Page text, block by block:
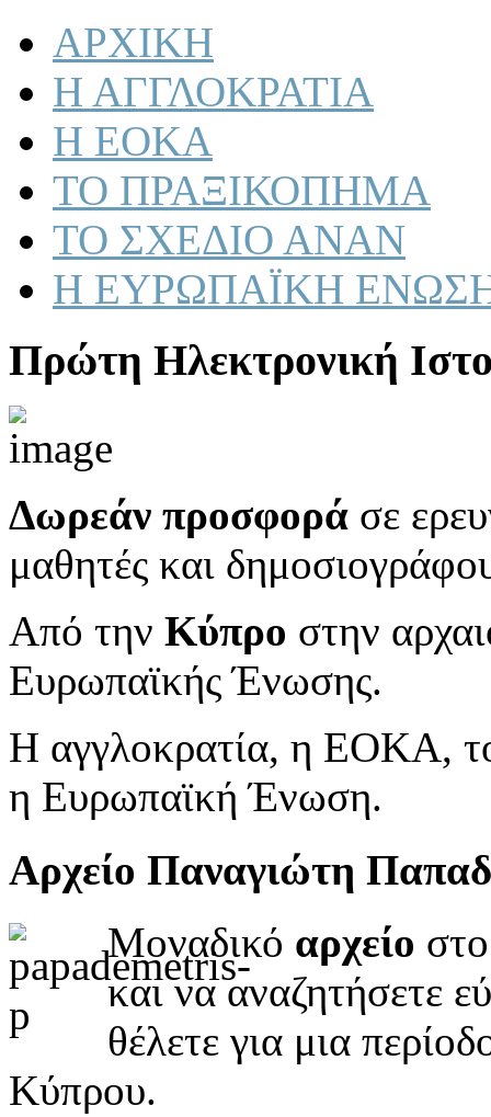
ΑΡΧΙΚΗ
Η ΑΓΓΛΟΚΡΑΤΙΑ
Η ΕΟΚΑ
ΤΟ ΠΡΑΞΙΚΟΠΗΜΑ
ΤΟ ΣΧΕΔΙΟ ΑΝΑΝ
Η ΕΥΡΩΠΑΪΚΗ
Πρώτη Ηλεκτρονική
Δωρεάν προσφορά σε
μαθητές και
Από την Κύπρο στην
Ευρωπαϊκής Ένωσης.
Η αγγλοκρατία, η ΕΟΚΑ,
η Ευρωπαϊκή Ένωση.
Αρχείο Παναγιώτη
Μοναδικό αρχείο
και να αναζητήσετε
θέλετε για μια
Κύπρου.